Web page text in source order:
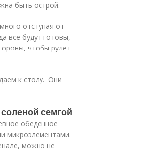
быть острой.
отступая от
все будут готовы,
чтобы рулет
к столу. Они
семгой
обеденное
микроэлементами.
можно не